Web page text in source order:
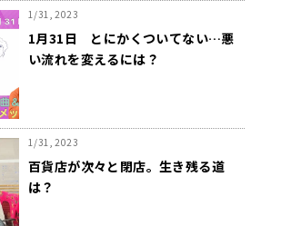
1/31, 2023
1月31日 とにかくついてない…悪
い流れを変えるには？
1/31, 2023
百貨店が次々と閉店。生き残る道
は？